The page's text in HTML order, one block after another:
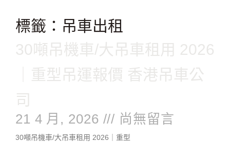
標籤：吊車出租
30噸吊機車/大吊車租用 2026
｜重型吊運報價 香港吊車公
司
21 4 月, 2026 尚無留言
30噸吊機車/大吊車租用 2026｜重型